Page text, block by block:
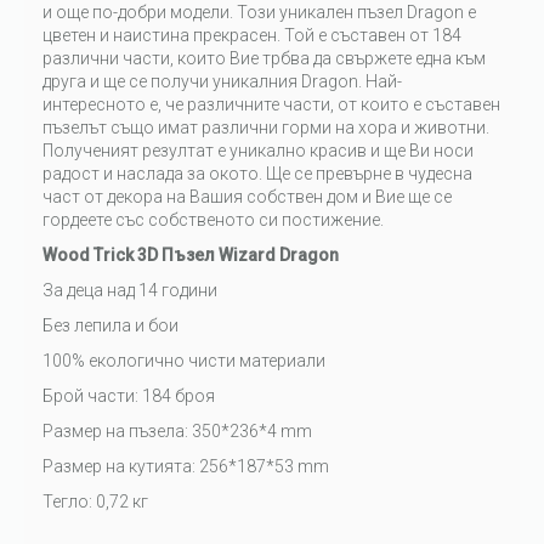
и още по-добри модели. Този уникален пъзел Dragon е
цветен и наистина прекрасен. Той е съставен от 184
различни части, които Вие трбва да свържете една към
друга и ще се получи уникалния Dragon. Най-
интересното е, че различните части, от които е съставен
пъзелът също имат различни горми на хора и животни.
Полученият резултат е уникално красив и ще Ви носи
радост и наслада за окото. Ще се превърне в чудесна
част от декора на Вашия собствен дом и Вие ще се
гордеете със собственото си постижение.
Wood Trick 3D Пъзел Wizard Dragon
За деца над 14 години
Без лепила и бои
100% екологично чисти материали
Брой части: 184 броя
Размер на пъзела: 350*236*4 mm
Размер на кутията: 256*187*53 mm
Тегло: 0,72 кг